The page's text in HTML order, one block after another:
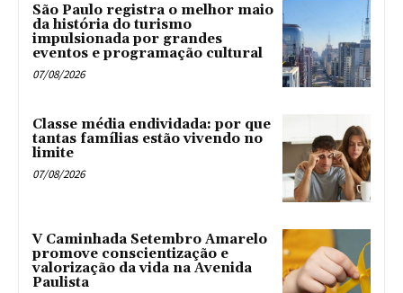
São Paulo registra o melhor maio
da história do turismo
impulsionada por grandes
eventos e programação cultural
07/08/2026
Classe média endividada: por que
tantas famílias estão vivendo no
limite
07/08/2026
V Caminhada Setembro Amarelo
promove conscientização e
valorização da vida na Avenida
Paulista